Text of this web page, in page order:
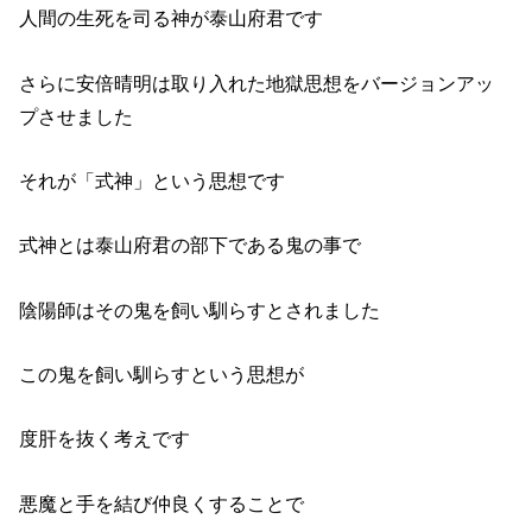
人間の生死を司る神が泰山府君です
さらに安倍晴明は取り入れた地獄思想をバージョンアッ
プさせました
それが「式神」という思想です
式神とは泰山府君の部下である鬼の事で
陰陽師はその鬼を飼い馴らすとされました
この鬼を飼い馴らすという思想が
度肝を抜く考えです
悪魔と手を結び仲良くすることで